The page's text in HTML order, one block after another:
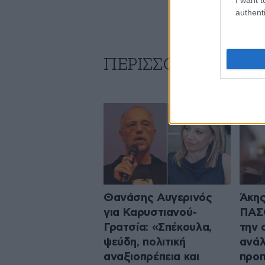
ΠΕΡΙΣΣΟΤΕΡΑ
Θανάσης Αυγερινός
για Καρυστιανού-
Γρατσία: «Σπέκουλα,
ψεύδη, πολιτική
αναξιοπρέπεια και
την